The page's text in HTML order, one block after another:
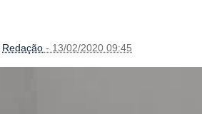
Redação - 13/02/2020 09:45